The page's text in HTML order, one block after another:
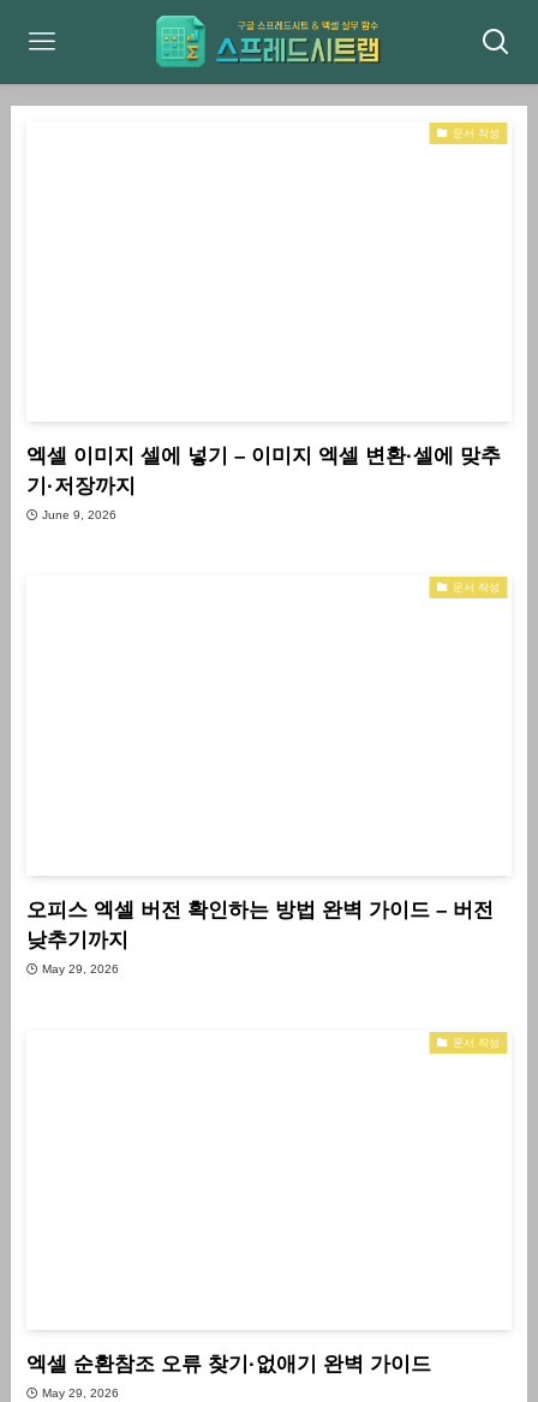
문서 작성
엑셀 이미지 셀에 넣기 – 이미지 엑셀 변환·셀에 맞추
기·저장까지
June 9, 2026
문서 작성
오피스 엑셀 버전 확인하는 방법 완벽 가이드 – 버전
낮추기까지
May 29, 2026
문서 작성
엑셀 순환참조 오류 찾기·없애기 완벽 가이드
May 29, 2026